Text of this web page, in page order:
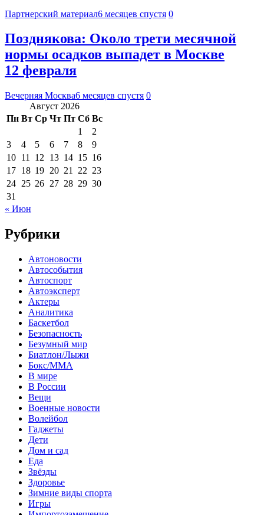
Партнерский материал6 месяцев спустя 0
Позднякова: Около трети месячной
нормы осадков выпадет в Москве
12 февраля
Вечерняя Москва6 месяцев спустя 0
Август 2026
Пн Вт Ср Чт Пт Сб Вс
1
2
3
4 5 6 7 8
9
10 11 12 13 14 15 16
17 18 19 20 21 22 23
24 25 26 27 28 29 30
31
« Июн
Рубрики
Автоновости
Автособытия
Автоспорт
Автоэксперт
Актеры
Аналитика
Баскетбол
Безопасность
Безумный мир
Биатлон/Лыжи
Бокс/MMA
В мире
В России
Вещи
Военные новости
Волейбол
Гаджеты
Дети
Дом и сад
Еда
Звёзды
Здоровье
Зимние виды спорта
Игры